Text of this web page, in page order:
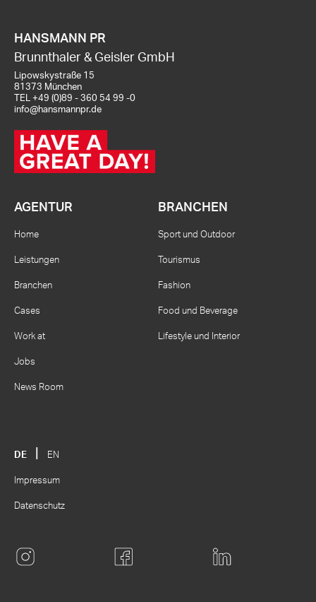
HANSMANN PR
Brunnthaler & Geisler GmbH
Lipowskystraße 15
81373 München
TEL +49 (0)89 - 360 54 99 -0
info@hansmannpr.de
AGENTUR
Home
Leistungen
Branchen
Cases
Work at
Jobs
News Room
BRANCHEN
Sport und Outdoor
Tourismus
Fashion
Food und Beverage
Lifestyle und Interior
DE EN
Impressum
Datenschutz